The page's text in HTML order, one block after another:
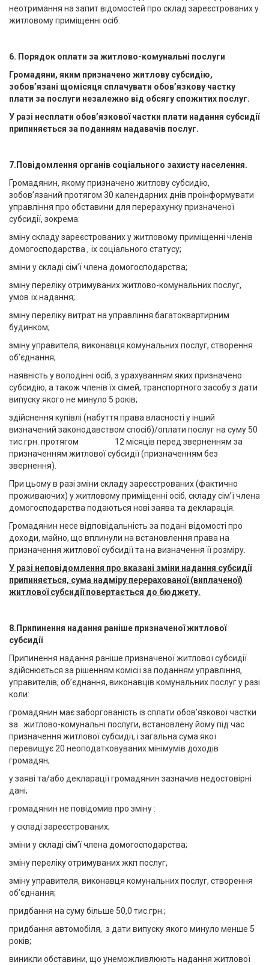
неотримання на запит відомостей про склад зареєстрованих у
житловому приміщенні осіб.
6. Порядок оплати за житлово-комунальні послуги
Громадяни, яким призначено житлову субсидію,
зобов’язані щомісяця сплачувати обов’язкову частку
плати за послуги незалежно від обсягу спожитих послуг.
У разі несплати обов’язкової частки плати надання субсидії
припиняється за поданням надавачів послуг.
7.Повідомлення органів соціального захисту населення.
Громадянин, якому призначено житлову субсидію,
зобов’язаний протягом 30 календарних днів проінформувати
управління про обставини для перерахунку призначеної
субсидії, зокрема:
зміну складу зареєстрованих у житловому приміщенні членів
домогосподарства , їх соціального статусу;
зміни у складі сім’ї члена домогосподарства;
зміну переліку отримуваних житлово-комунальних послуг,
умов їх надання;
зміну переліку витрат на управління багатоквартирним
будинком;
зміну управителя, виконавця комунальних послуг, створення
об’єднання;
наявність у володінні осіб, з урахуванням яких призначено
субсидію, а також членів їх сімей, транспортного засобу з дати
випуску якого не минуло 5 років;
здійснення купівлі (набуття права власності у інший
визначений законодавством спосіб)/оплати послуг на суму 50
тис.грн. протягом 12 місяців перед зверненням за
призначенням житлової субсидії (призначенням без
звернення).
При цьому в разі зміни складу зареєстрованих (фактично
проживаючих) у житловому приміщенні осіб, складу сім’ї члена
домогосподарства подаються нові заява та декларація.
Громадянин несе відповідальність за подані відомості про
доходи, майно, що вплинули на встановлення права на
призначення житлової субсидії та на визначення її розміру.
У разі неповідомлення про вказані зміни надання субсидії
припиняється, сума надміру перерахованої (виплаченої)
житлової субсидії повертається до бюджету.
8.Припинення надання раніше призначеної житлової
субсидії
Припинення надання раніше призначеної житлової субсидії
здійснюється за рішенням комісії за поданням управління,
управителів, об’єднання, виконавців комунальних послуг у разі
коли:
громадянин має заборгованість із сплати обов’язкової частки
за житлово-комунальні послуги, встановлену йому під час
призначення житлової субсидії, і загальна сума якої
перевищує 20 неоподатковуваних мінімумів доходів
громадян;
у заяві та/або декларації громадянин зазначив недостовірні
дані;
громадянин не повідомив про зміну :
у складі зареєстрованих;
зміни у складі сім’ї члена домогосподарства;
зміну переліку отримуваних жкп послуг,
зміну управителя, виконавця комунальних послуг, створення
об’єднання;
придбання на суму більше 50,0 тис.грн.;
придбання автомобіля, з дати випуску якого минуло менше 5
років;
виникли обставини, що унеможливлюють надання житлової